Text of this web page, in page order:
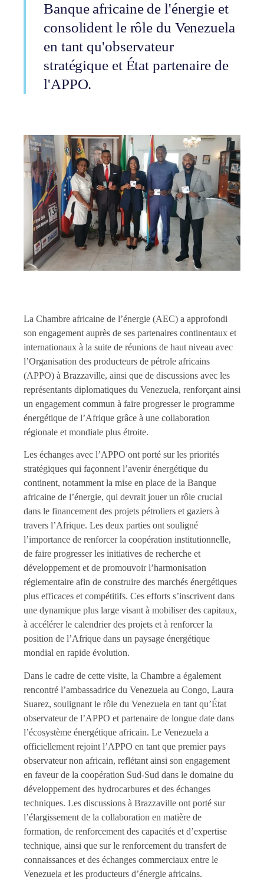
Banque africaine de l'énergie et
consolident le rôle du Venezuela
en tant qu'observateur
stratégique et État partenaire de
l'APPO.
La Chambre africaine de l’énergie (AEC) a approfondi
son engagement auprès de ses partenaires continentaux et
internationaux à la suite de réunions de haut niveau avec
l’Organisation des producteurs de pétrole africains
(APPO) à Brazzaville, ainsi que de discussions avec les
représentants diplomatiques du Venezuela, renforçant ainsi
un engagement commun à faire progresser le programme
énergétique de l’Afrique grâce à une collaboration
régionale et mondiale plus étroite.
Les échanges avec l’APPO ont porté sur les priorités
stratégiques qui façonnent l’avenir énergétique du
continent, notamment la mise en place de la Banque
africaine de l’énergie, qui devrait jouer un rôle crucial
dans le financement des projets pétroliers et gaziers à
travers l’Afrique. Les deux parties ont souligné
l’importance de renforcer la coopération institutionnelle,
de faire progresser les initiatives de recherche et
développement et de promouvoir l’harmonisation
réglementaire afin de construire des marchés énergétiques
plus efficaces et compétitifs. Ces efforts s’inscrivent dans
une dynamique plus large visant à mobiliser des capitaux,
à accélérer le calendrier des projets et à renforcer la
position de l’Afrique dans un paysage énergétique
mondial en rapide évolution.
Dans le cadre de cette visite, la Chambre a également
rencontré l’ambassadrice du Venezuela au Congo, Laura
Suarez, soulignant le rôle du Venezuela en tant qu’État
observateur de l’APPO et partenaire de longue date dans
l’écosystème énergétique africain. Le Venezuela a
officiellement rejoint l’APPO en tant que premier pays
observateur non africain, reflétant ainsi son engagement
en faveur de la coopération Sud-Sud dans le domaine du
développement des hydrocarbures et des échanges
techniques. Les discussions à Brazzaville ont porté sur
l’élargissement de la collaboration en matière de
formation, de renforcement des capacités et d’expertise
technique, ainsi que sur le renforcement du transfert de
connaissances et des échanges commerciaux entre le
Venezuela et les producteurs d’énergie africains.